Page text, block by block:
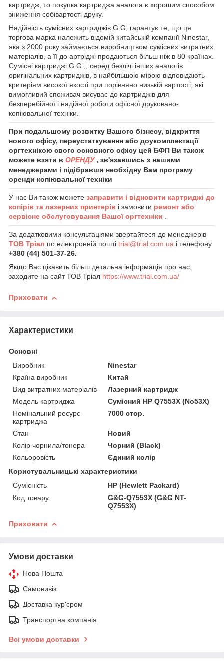
картридж, то покупка картриджа аналога є хорошим способом
зниження собівартості друку.
Надійність сумісних картриджів G G; гарантує те, що ця
торгова марка належить відомій китайській компанії Ninestar,
яка з 2000 року займається виробництвом сумісних витратних
матеріалів, а її до артріджі продаються більш ніж в 80 країнах.
Сумісні картриджі G G ;, серед безлічі інших аналогів
оригінальних картриджів, в найбільшою мірою відповідають
критеріям високої якості при порівняно низькій вартості, які
вимогливий споживач висуває до картриджів для
безперебійної і надійної роботи офісної друковано-
копіювальної техніки.
При подальшому розвитку Вашого бізнесу, відкриття
нового офісу, переустаткування або доукомплектації
оргтехнікою свого основного офісу цей БФП Ви також
можете взяти в ОРЕНДУ , зв'язавшись з нашими
менеджерами і підібравши необхідну Вам програму
оренди копіювальної техніки
У нас Ви також можете заправити і відновити картриджі до
копірів та лазерних принтерів і замовити ремонт або
сервісне обслуговування Вашої оргтехніки .
За додатковими консультаціями звертайтеся до менеджерів
ТОВ Тріал по електронній пошті trial@trial.com.ua і телефону
+380 (44) 501-37-26.
Якщо Вас цікавить більш детальна інформація про нас,
заходите на сайт ТОВ Тріал https://www.trial.com.ua/
Приховати
Характеристики
Основні
Виробник
Ninestar
Країна виробник
Китай
Вид витратних матеріалів
Лазерний картридж
Модель картриджа
Сумісний HP Q7553X (No53X)
Номінальний ресурс
картриджа
7000 стор.
Стан
Новий
Колір чорнила/тонера
Чорний (Black)
Кольоровість
Єдиний колір
Користувальницькі характеристики
Сумісність
HP (Hewlett Packard)
Код товару:
G&G-Q7553X (G&G NT-
Q7553X)
Приховати
Умови доставки
Нова Пошта
Самовивіз
Доставка кур'єром
Транспортна компанія
Всі умови доставки